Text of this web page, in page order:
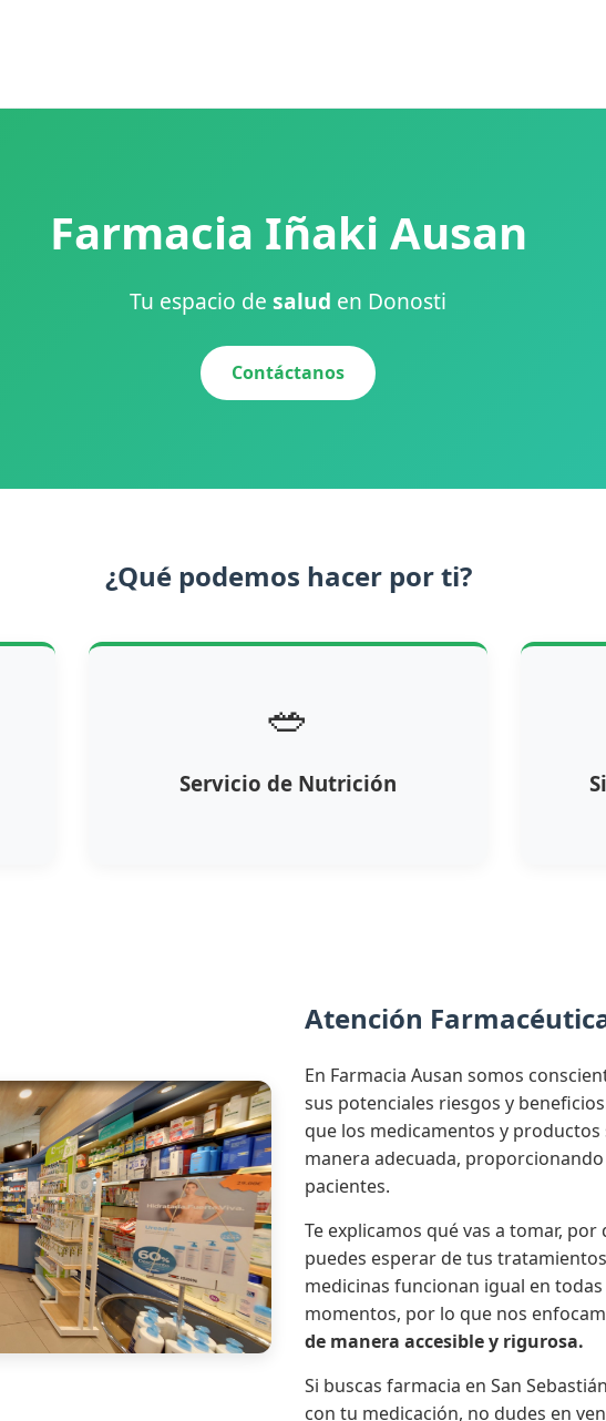
Farmacia Iñaki Ausan
Tu espacio de salud en Donosti
Contáctanos
¿Qué podemos hacer por ti?
🥗
Servicio de Nutrición
Atención
En Farmacia Ausan somos
sus potenciales riesgos y
que los medicamentos y
manera adecuada,
pacientes.
Te explicamos qué vas a tomar,
puedes esperar de tus
medicinas funcionan igual en
momentos, por lo que nos
de manera accesible y rigurosa.
Si buscas farmacia en San
con tu medicación, no dudes en